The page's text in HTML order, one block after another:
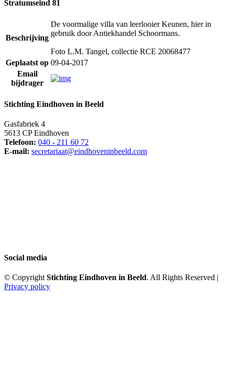
Stratumseind 81
Beschrijving
De voormalige villa van leerlooier Keunen, hier in
gebruik door Antiekhandel Schoormans.
Foto L.M. Tangel, collectie RCE 20068477
Geplaatst op 09-04-2017
Email
bijdrager
Stichting Eindhoven in Beeld
Gasfabriek 4
5613 CP Eindhoven
Telefoon: 040 - 211 60 72
E-mail: secretariaat@eindhoveninbeeld.com
Social media
© Copyright Stichting Eindhoven in Beeld. All Rights Reserved |
Privacy policy